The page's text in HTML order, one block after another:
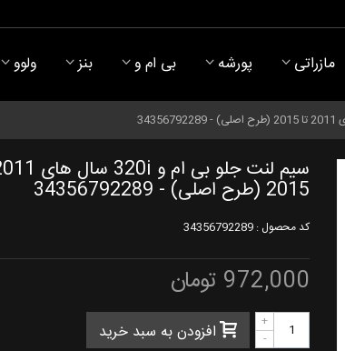
مازراتی پورشه بی ام و بنز ولوو
2015 (طرح اصلی) - 34356792289
کد محصول : 34356792289
972,000 تومان
-
+ افزودن به سبد خرید